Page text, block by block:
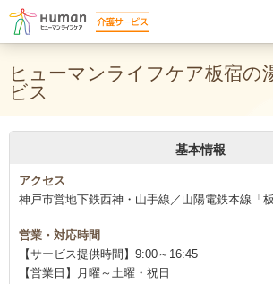
ヒューマンライフケア板宿の
ビス
基本情報
アクセス
神戸市営地下鉄西神・山手線／山陽電鉄本線「
営業・対応時間
【サービス提供時間】9:00～16:45
【営業日】月曜～土曜・祝日